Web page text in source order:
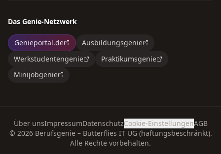
Das Genie-Netzwerk
Genieportal.de
Ausbildungsgenie
Werkstudentengenie
Praktikumsgenie
Minijobgenie
Über unsImpressumDatenschutzCookie-EinstellungenAGB
© 2026Berufsgenie – Butterflies IT UG (haftungsbeschränkt).
Alle Rechte vorbehalten.